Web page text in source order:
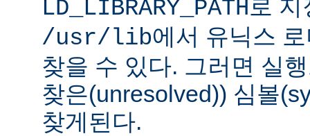
LD_LIBRARY_PATH 로
/usr/lib에서 유닉스
찾을 수 있다. 그러면 실
찾은(unresolved)) 심볼
찾게된다.